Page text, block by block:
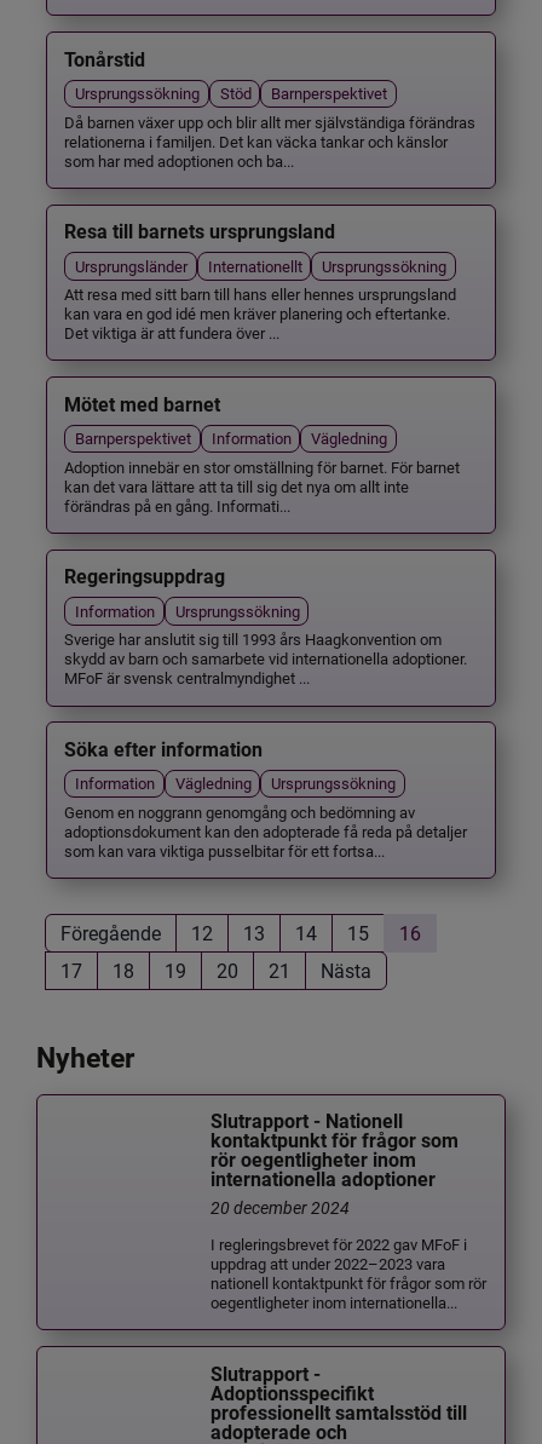
Tonårstid
Ursprungssökning Stöd
Barnperspektivet
Då barnen växer upp och blir allt mer självständiga förändras
relationerna i familjen. Det kan väcka tankar och känslor
som har med adoptionen och ba...
Resa till barnets ursprungsland
Ursprungsländer Internationellt
Ursprungssökning
Att resa med sitt barn till hans eller hennes ursprungsland
kan vara en god idé men kräver planering och eftertanke.
Det viktiga är att fundera över ...
Mötet med barnet
Barnperspektivet Information
Vägledning
Adoption innebär en stor omställning för barnet. För barnet
kan det vara lättare att ta till sig det nya om allt inte
förändras på en gång. Informati...
Regeringsuppdrag
Information
Ursprungssökning
Sverige har anslutit sig till 1993 års Haagkonvention om
skydd av barn och samarbete vid internationella adoptioner.
MFoF är svensk centralmyndighet ...
Söka efter information
Information Vägledning
Ursprungssökning
Genom en noggrann genomgång och bedömning av
adoptionsdokument kan den adopterade få reda på detaljer
som kan vara viktiga pusselbitar för ett fortsa...
Föregående 12 13 14 15
16
17
18 19 20 21 Nästa
Nyheter
Slutrapport - Nationell
kontaktpunkt för frågor som
rör oegentligheter inom
internationella adoptioner
20 december 2024
I regleringsbrevet för 2022 gav MFoF i
uppdrag att under 2022–2023 vara
nationell kontaktpunkt för frågor som rör
oegentligheter inom internationella...
Slutrapport -
Adoptionsspecifikt
professionellt samtalsstöd till
adopterade och